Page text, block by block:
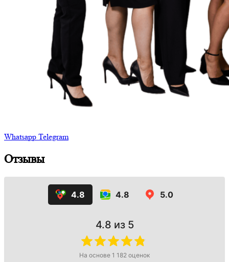
Whatsapp Telegram
Отзывы
4.8 4.8 5.0
4.8 из 5
На основе 1 182 оценок